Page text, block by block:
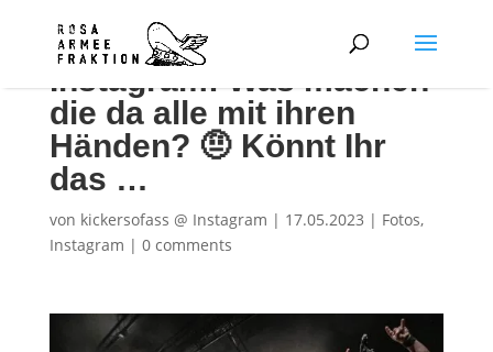
Instagram: Was machen
die da alle mit ihren
Händen? 🤨 Könnt Ihr
das …
von kickersofass @ Instagram | 17.05.2023 | Fotos,
Instagram | 0 comments